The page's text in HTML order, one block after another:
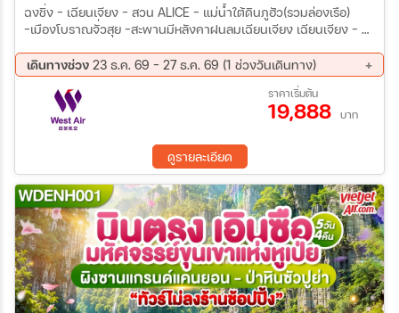
ฉงชิ่ง - เฉียนเจียง - สวน ALICE – แม่น้ำใต้ดินภูฮัว(รวมล่องเรือ)
-เมืองโบราณจั่วสุย -สะพานมีหลังคาฝนลมเฉียนเจียง เฉียนเจียง - อู่
อุทยาน+รถกอล์ฟ) - ระเบียงแก้วกระจก - เขานางฟ้า(รวมรถราง)
ฉงชิ่ง – ชมรถไฟทะลุตึก – จัตุรัสมหาศาลาประชาคม (ถ่ายภาพด้าน
นอก) - ตึกคุ๋ยซิง –ถนนคนเดินเจี้ยฟ่างเปย+ร้าน POPMART- หงหยา
ต้ง OPTION: ล่องเรือแม่น้ำเหลียงเจียงชมวิวค่ำคืนฉงชิ่ง
เดินทางช่วง 23 ธ.ค. 69 - 27 ธ.ค. 69 (1 ช่วงวันเดินทาง)
23 ธ.ค. 69 - 27 ธ.ค. 69 ราคาเริ่มต้น
19,888 บาท
ดูรายละเอียด